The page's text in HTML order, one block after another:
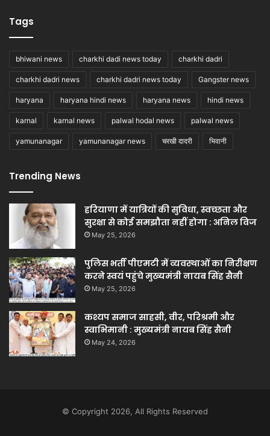
Tags
bhiwani news charkhi dadi news today charkhi dadri
charkhi dadri news charkhi dadri news today Gangster news
haryana haryana hindi news haryana news hindi news
karnal karnal news palwal hodal news palwal news
yamunanagar yamunanagar news चरखी दादरी भिवानी
Trending News
हरियाणा में यात्रियों की सुविधा, स्वच्छता और
सुरक्षा से कोई समझौता नहीं होगा : अनिल विज
May 25, 2026
पुलिस भर्ती पीएमटी में व्यवस्थाओं का निरीक्षण
करने स्वयं पहुंचे मुख्यमंत्री नायब सिंह सैनी
May 25, 2026
कश्यप समाज साहसी, वीर, परिश्रमी और
स्वाभिमानी : मुख्यमंत्री नायब सिंह सैनी
May 24, 2026
© Copyright 2026, All Rights Reserved